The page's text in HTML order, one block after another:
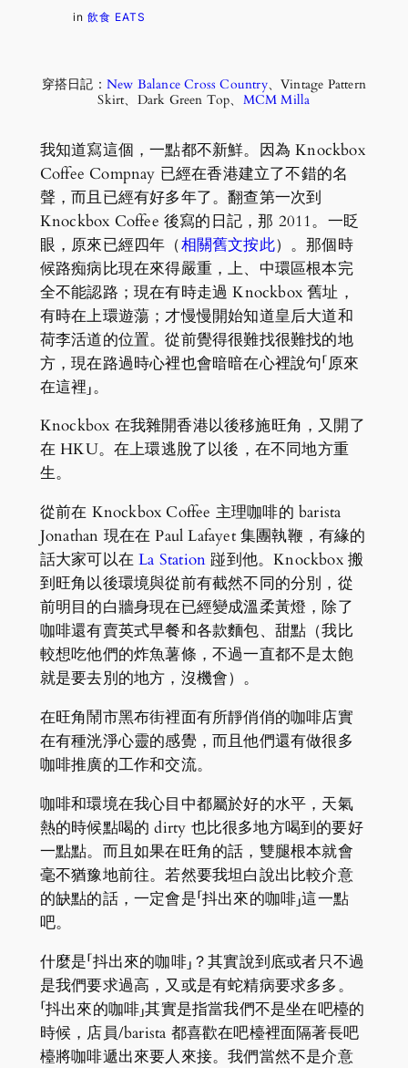
in 飲食 EATS
穿搭日記： New Balance Cross Country、Vintage Pattern
Skirt、Dark Green Top、 MCM Milla
我知道寫這個，一點都不新鮮。因為 Knockbox
Coffee Compnay 已經在香港建立了不錯的名
聲，而且已經有好多年了。翻查第一次到
Knockbox Coffee 後寫的日記，那 2011。一眨
眼，原來已經四年（相關舊文按此）。那個時
候路痴病比現在來得嚴重，上、中環區根本完
全不能認路；現在有時走過 Knockbox 舊址，
有時在上環遊蕩；才慢慢開始知道皇后大道和
荷李活道的位置。從前覺得很難找很難找的地
方，現在路過時心裡也會暗暗在心裡說句「原來
在這裡」。
Knockbox 在我雜開香港以後移施旺角，又開了
在 HKU。在上環逃脫了以後，在不同地方重
生。
從前在 Knockbox Coffee 主理咖啡的 barista
Jonathan 現在在 Paul Lafayet 集團執鞭，有緣的
話大家可以在La Station 踫到他。Knockbox 搬
到旺角以後環境與從前有截然不同的分別，從
前明目的白牆身現在已經變成溫柔黃燈，除了
咖啡還有賣英式早餐和各款麵包、甜點（我比
較想吃他們的炸魚薯條，不過一直都不是太飽
就是要去別的地方，沒機會）。
在旺角鬧市黑布街裡面有所靜俏俏的咖啡店實
在有種洸淨心靈的感覺，而且他們還有做很多
咖啡推廣的工作和交流。
咖啡和環境在我心目中都屬於好的水平，天氣
熱的時候點喝的 dirty 也比很多地方喝到的要好
一點點。而且如果在旺角的話，雙腿根本就會
毫不猶豫地前往。若然要我坦白說出比較介意
的缺點的話，一定會是「抖出來的咖啡」這一點
吧。
什麼是「抖出來的咖啡」？其實說到底或者只不過
是我們要求過高，又或是有蛇精病要求多多。
「抖出來的咖啡」其實是指當我們不是坐在吧檯的
時候，店員/barista 都喜歡在吧檯裡面隔著長吧
檯將咖啡遞出來要人來接。我們當然不是介意